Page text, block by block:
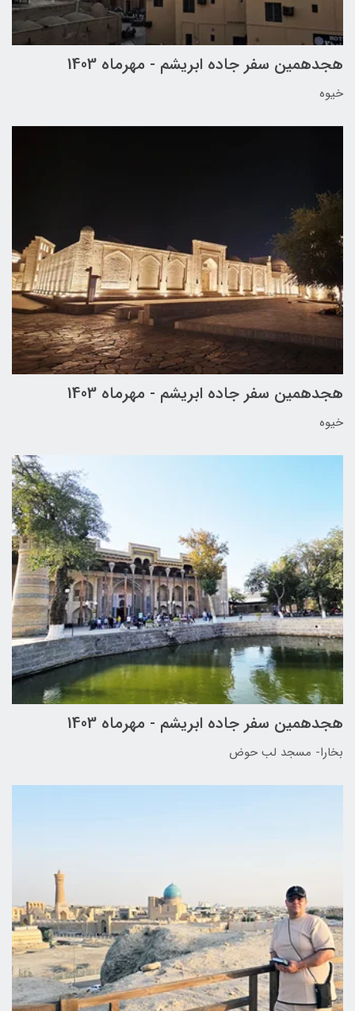
هجدهمین سفر جاده ابریشم - مهرماه 1403
خیوه
هجدهمین سفر جاده ابریشم - مهرماه 1403
خیوه
هجدهمین سفر جاده ابریشم - مهرماه 1403
بخارا- مسجد لب حوض